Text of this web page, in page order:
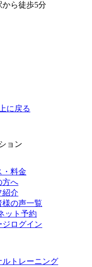
から徒歩5分
に戻る
ョン
・料金
方へ
紹介
様の声一覧
ット予約
ジログイン
ルトレーニング